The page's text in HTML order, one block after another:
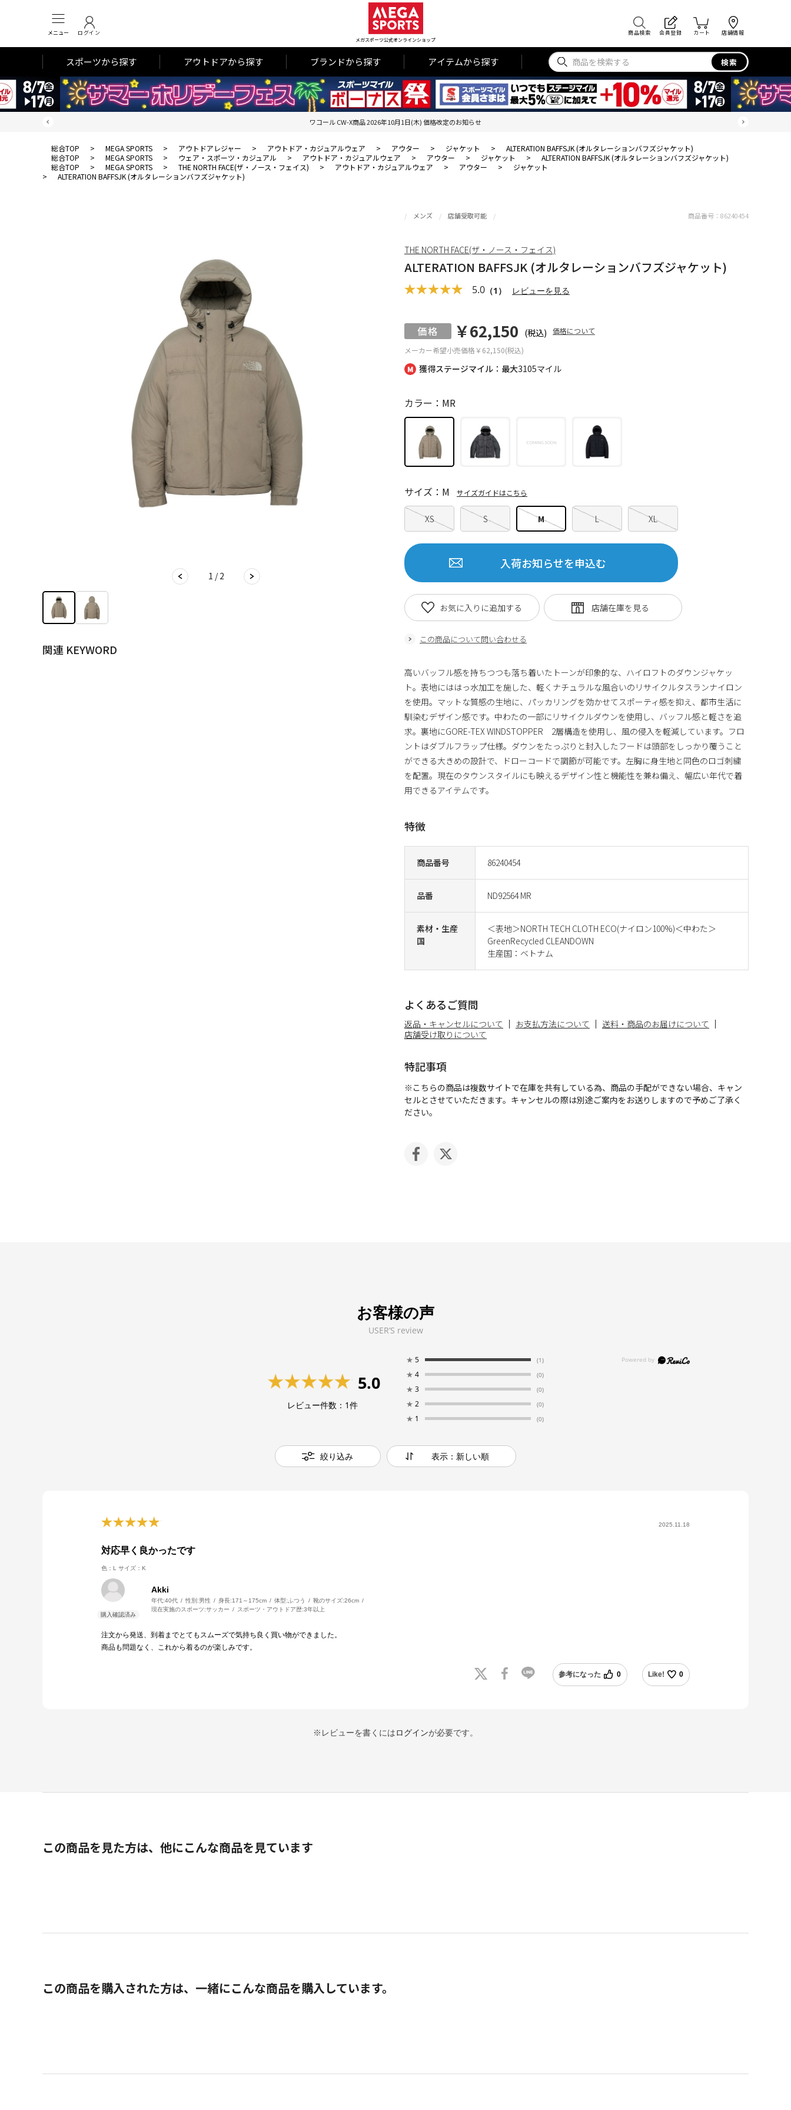
メニュー ログイン
メガスポーツ公式オンラインショップ
商品検索 会員登録 カート 店舗情報
スポーツから探す アウトドアから探す ブランドから探す アイテムから探す 検索
ワコール CW-X商品 2026年10月1日(木) 価格改定のお知らせ
総合TOP > MEGA SPORTS > アウトドアレジャー > アウトドア・カジュアルウェア > アウター > ジャケット >
ALTERATION BAFFSJK (オルタレーションバフズジャケット)
総合TOP
> MEGA SPORTS > ウェア・スポーツ・カジュアル > アウトドア・カジュアルウェア > アウター > ジャケット >
ALTERATION BAFFSJK (オルタレーションバフズジャケット)
総合TOP
> MEGA SPORTS > THE NORTH FACE(ザ・ノース・フェイス) > アウトドア・カジュアルウェア > アウター >
ジャケット
>
ALTERATION BAFFSJK (オルタレーションバフズジャケット)
1 / 2
関連 KEYWORD
獲得ステージマイル：最大3105マイル
メンズ 店舗受取可能
ALTERATION BAFFSJK (オルタレーションバフズジャケット)
5.0 （1） レビューを見る
メーカー希望小売価格￥62,150(税込)
￥62,150 (税込) 価格について
商品番号 86240454
品番 ND92564 MR
素材・生産
国
＜表地＞NORTH TECH CLOTH ECO(ナイロン100%)＜中わた＞
GreenRecycled CLEANDOWN
生産国：ベトナム
カラー：MR
XS S M L XL
サイズ：M サイズガイドはこちら
入荷お知らせを申込む
この商品について問い合わせる
お気に入りに追加する
商品番号： 86240454
THE NORTH FACE(ザ・ノース・フェイス)
高いバッフル感を持ちつつも落ち着いたトーンが印象的な、ハイロフトのダウンジャケッ
ト。表地にははっ水加工を施した、軽くナチュラルな風合いのリサイクルタスランナイロン
を使用。マットな質感の生地に、パッカリングを効かせてスポーティ感を抑え、都市生活に
馴染むデザイン感です。中わたの一部にリサイクルダウンを使用し、バッフル感と軽さを追
求。裏地にGORE-TEX WINDSTOPPER 2層構造を使用し、風の侵入を軽減しています。フロ
ントはダブルフラップ仕様。ダウンをたっぷりと封入したフードは頭部をしっかり覆うこと
ができる大きめの設計で、ドローコードで調節が可能です。左胸に身生地と同色のロゴ刺繍
を配置。現在のタウンスタイルにも映えるデザイン性と機能性を兼ね備え、幅広い年代で着
用できるアイテムです。
特徴
よくあるご質問
返品・キャンセルについて お支払方法について
送料・商品のお届けについて
店舗受け取りについて
特記事項
※こちらの商品は複数サイトで在庫を共有している為、商品の手配ができない場合、キャン
セルとさせていただきます。キャンセルの際は別途ご案内をお送りしますので予めご了承く
ださい。
お客様の声
USER’S review
5.0
レビュー件数： 1件
★ 5 (1)
★ 4 (0)
★ 3 (0)
★ 2 (0)
★ 1 (0)
絞り込み 表示：新しい順
2025.11.18
対応早く良かったです
色：L サイズ：K
Akki
年代:40代 性別:男性 身長:171～175cm 体型: ふつう 靴のサイズ:26cm
現在実施のスポーツ:サッカー スポーツ・アウトドア歴:3年以上
注文から発送、到着までとてもスムーズで気持ち良く買い物ができました。
商品も問題なく、これから着るのが楽しみです。
参考になった 0 Like! 0
※レビューを書くにはログインが必要です。
この商品を見た方は、他にこんな商品を見ています
この商品を購入された方は、一緒にこんな商品を購入しています。